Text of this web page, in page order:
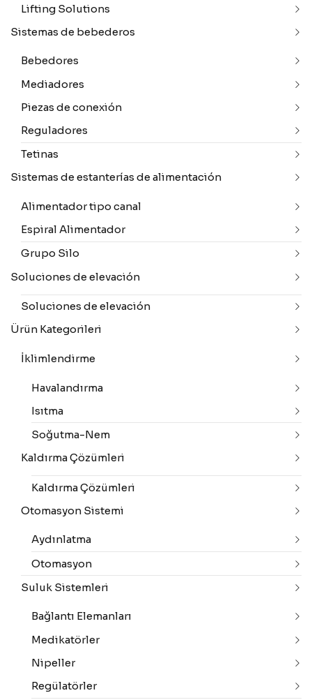
Lifting Solutions
Sistemas de bebederos
Bebedores
Mediadores
Piezas de conexión
Reguladores
Tetinas
Sistemas de estanterías de alimentación
Alimentador tipo canal
Espiral Alimentador
Grupo Silo
Soluciones de elevación
Soluciones de elevación
Ürün Kategorileri
İklimlendirme
Havalandırma
Isıtma
Soğutma-Nem
Kaldırma Çözümleri
Kaldırma Çözümleri
Otomasyon Sistemi
Aydınlatma
Otomasyon
Suluk Sistemleri
Bağlantı Elemanları
Medikatörler
Nipeller
Regülatörler